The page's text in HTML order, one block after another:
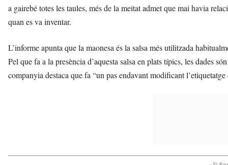
a gairebé totes les taules, més de la meitat admet que mai havia
quan es va inventar.
L’informe apunta que la maonesa és la salsa més utilitzada
Pel que fa a la presència d’aquesta salsa en plats típics, les dades
companyia destaca que fa “un pas endavant modificant